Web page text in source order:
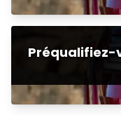
Préqualifiez-